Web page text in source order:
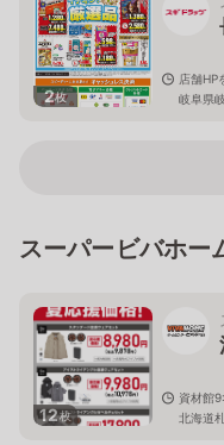
2枚
店舗HP
岐阜県
スーパービバホー
12枚
資材館
北海道